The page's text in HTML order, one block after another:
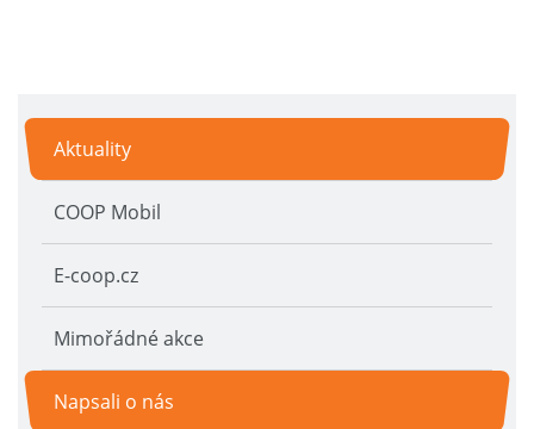
Aktuality
COOP Mobil
E-coop.cz
Mimořádné akce
Napsali o nás